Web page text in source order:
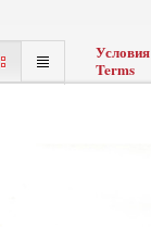
Условия
Terms